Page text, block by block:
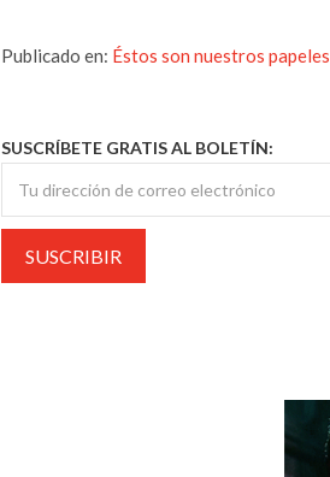
Publicado en: Éstos son nuestros papeles
SUSCRÍBETE GRATIS AL BOLETÍN: